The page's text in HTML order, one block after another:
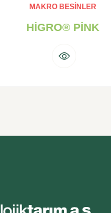
MAKRO BESINLER
HİGRO® PİNK